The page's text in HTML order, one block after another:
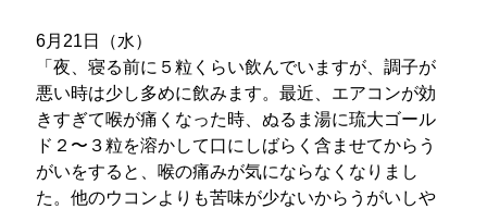
6月21日（水）
「夜、寝る前に５粒くらい飲んでいますが、調子が
悪い時は少し多めに飲みます。最近、エアコンが効
きすぎて喉が痛くなった時、ぬるま湯に琉大ゴール
ド２〜３粒を溶かして口にしばらく含ませてからう
がいをすると、喉の痛みが気にならなくなりまし
た。他のウコンよりも苦味が少ないからうがいしや